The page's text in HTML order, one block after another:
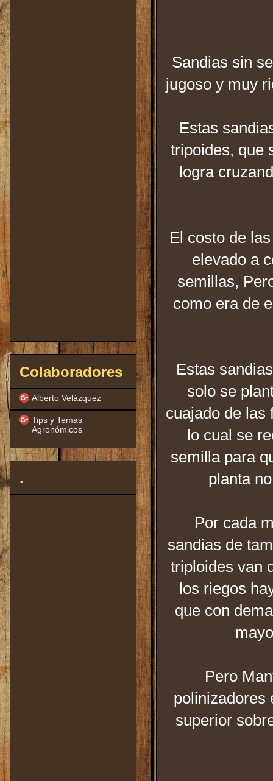
Sandias sin
jugoso y muy
Estas
tripoides, que
logra
El costo de
elevado a
semillas,
como era de
Estas
solo se
cuajado de las
lo cual se
semilla para
planta
Por cada
sandias de
triploides van
los riegos
que con
Pero
polinizadores
superior
Colaboradores
Alberto Velázquez
Tips y Temas
Agronómicos
.